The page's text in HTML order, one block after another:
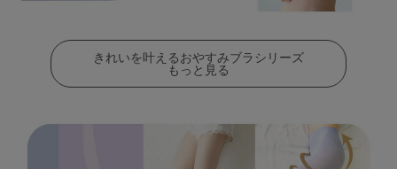
きれいを叶えるおやすみブラシリーズ
もっと見る